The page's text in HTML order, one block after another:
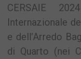
CERSAIE
Internazionale
e dell’Arredo
di Quarto (nei